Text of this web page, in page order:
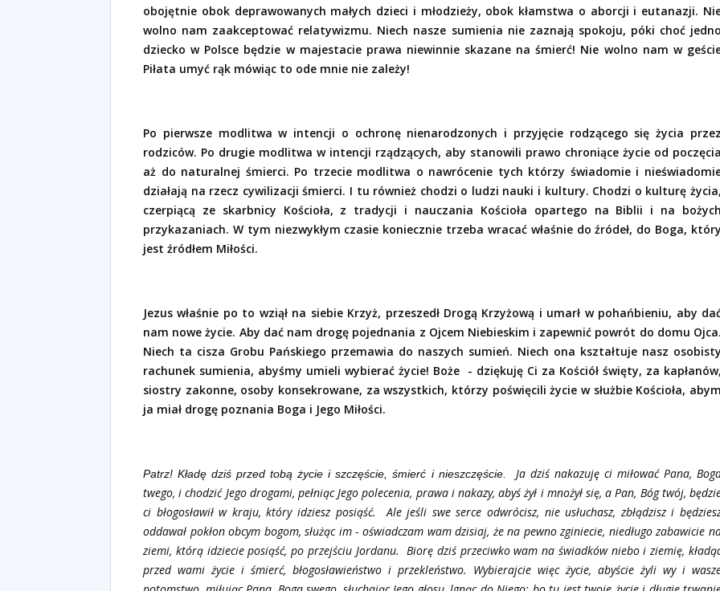
obojętnie obok deprawowanych małych dzieci i młodzieży, obok kłamstwa o aborcji i eutanazji.
wolno nam zaakceptować relatywizmu. Niech nasze sumienia nie zaznają spokoju, póki choć jedno
dziecko w Polsce będzie w majestacie prawa niewinnie skazane na śmierć! Nie wolno nam w
Piłata umyć rąk mówiąc to ode mnie nie zależy!
Po pierwsze modlitwa w intencji o ochronę nienarodzonych i przyjęcie rodzącego się życia przez
rodziców. Po drugie modlitwa w intencji rządzących, aby stanowili prawo chroniące życie od poczęcia
aż do naturalnej śmierci. Po trzecie modlitwa o nawrócenie tych którzy świadomie i
działają na rzecz cywilizacji śmierci. I tu również chodzi o ludzi nauki i kultury. Chodzi o kulturę życia,
czerpiącą ze skarbnicy Kościoła, z tradycji i nauczania Kościoła opartego na Biblii i na bożych
przykazaniach. W tym niezwykłym czasie koniecznie trzeba wracać właśnie do źródeł, do Boga, który
jest źródłem Miłości.
Jezus właśnie po to wziął na siebie Krzyż, przeszedł Drogą Krzyżową i umarł w pohańbieniu, aby
nam nowe życie. Aby dać nam drogę pojednania z Ojcem Niebieskim i zapewnić powrót do domu Ojca.
Niech ta cisza Grobu Pańskiego przemawia do naszych sumień. Niech ona kształtuje nasz osobisty
rachunek sumienia, abyśmy umieli wybierać życie! Boże - dziękuję Ci za Kościół święty, za kapłanów,
siostry zakonne, osoby konsekrowane, za wszystkich, którzy poświęcili życie w służbie Kościoła, abym
ja miał drogę poznania Boga i Jego Miłości.
Patrz! Kładę dziś przed tobą życie i szczęście, śmierć i nieszczęście.
Ja dziś nakazuję ci miłować Pana,
twego, i chodzić Jego drogami, pełniąc Jego polecenia, prawa i nakazy, abyś żył i mnożył się, a Pan, Bóg twój,
ci błogosławił w kraju, który idziesz posiąść. Ale jeśli swe serce odwrócisz, nie usłuchasz, zbłądzisz i
oddawał pokłon obcym bogom, służąc im - oświadczam wam dzisiaj, że na pewno zginiecie, niedługo zabawicie
ziemi, którą idziecie posiąść, po przejściu Jordanu. Biorę dziś przeciwko wam na świadków niebo i ziemię,
przed wami życie i śmierć, błogosławieństwo i przekleństwo. Wybierajcie więc życie, abyście żyli wy i